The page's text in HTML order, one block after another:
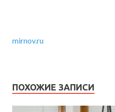
mirnov.ru
ПОХОЖИЕ ЗАПИСИ